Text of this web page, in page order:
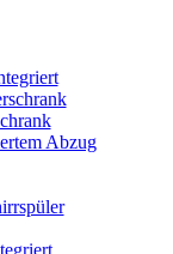
Abzug